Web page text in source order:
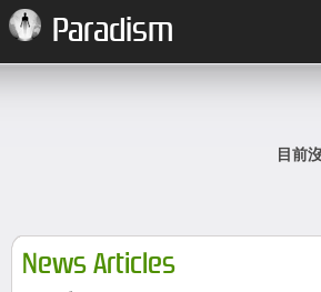
Paradism
目前
News Articles